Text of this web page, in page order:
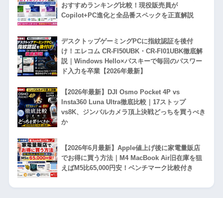
おすすめランキング比較！現役販売員が
Copilot+PC進化と全品番スペックを正直解説
デスクトップゲーミングPCに指紋認証を後付
け！エレコム CR-FI50UBK・CR-FI01UBK徹底解
説｜Windows Hello×パスキーで毎回のパスワー
ド入力を卒業【2026年最新】
【2026年最新】DJI Osmo Pocket 4P vs
Insta360 Luna Ultra徹底比較｜17ストップ
vs8K、ジンバルカメラ頂上決戦どっちを買うべき
か
【2026年6月最新】Apple値上げ後に家電量販店
でお得に買う方法｜M4 MacBook Air旧在庫を狙
えばM5比65,000円安！ベンチマーク比較付き